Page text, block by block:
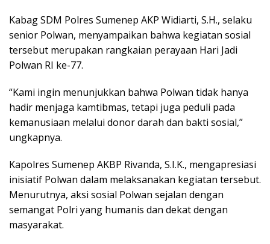
Kabag SDM Polres Sumenep AKP Widiarti, S.H., selaku
senior Polwan, menyampaikan bahwa kegiatan sosial
tersebut merupakan rangkaian perayaan Hari Jadi
Polwan RI ke-77.
“Kami ingin menunjukkan bahwa Polwan tidak hanya
hadir menjaga kamtibmas, tetapi juga peduli pada
kemanusiaan melalui donor darah dan bakti sosial,”
ungkapnya.
Kapolres Sumenep AKBP Rivanda, S.I.K., mengapresiasi
inisiatif Polwan dalam melaksanakan kegiatan tersebut.
Menurutnya, aksi sosial Polwan sejalan dengan
semangat Polri yang humanis dan dekat dengan
masyarakat.